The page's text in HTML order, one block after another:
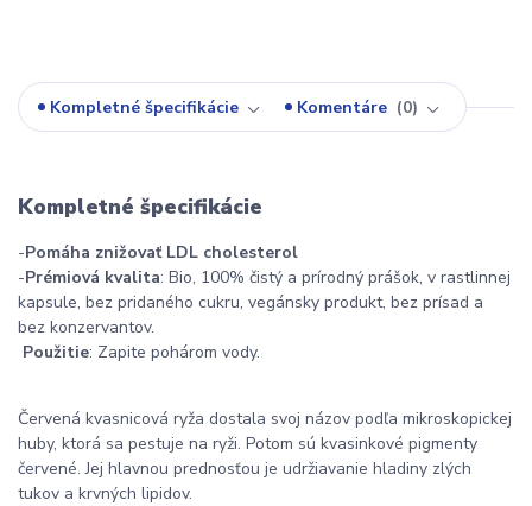
Kompletné špecifikácie Komentáre 0
Kompletné špecifikácie
-Pomáha znižovať LDL cholesterol
-Prémiová kvalita: Bio, 100% čistý a prírodný prášok, v rastlinnej
kapsule, bez pridaného cukru, vegánsky produkt, bez prísad a
bez konzervantov.
Použitie: Zapite pohárom vody.
Červená kvasnicová ryža dostala svoj názov podľa mikroskopickej
huby, ktorá sa pestuje na ryži. Potom sú kvasinkové pigmenty
červené. Jej hlavnou prednosťou je udržiavanie hladiny zlých
tukov a krvných lipidov.